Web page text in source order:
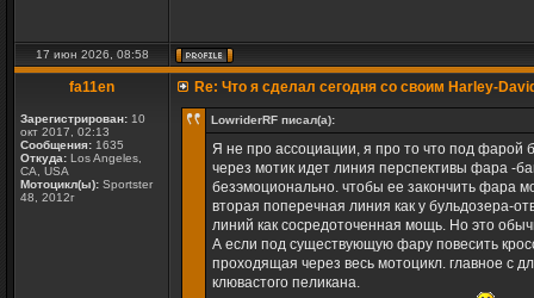
17 июн 2026, 08:58
fa11en
Зарегистрирован: 10
окт 2017, 02:13
Сообщения: 1635
Откуда: Los Angeles,
CA, USA
Мотоцикл(ы): Sportster
48, 2012г
Re: Что я сделал сегодня со своим Harley-
LowriderRF писал(а):
Я не про ассоциации, я про то что под фарой
через мотик идет линия перспективы фара -
безэмоционально. чтобы ее закончить фара
вторая поперечная линия как у бульдозера-
линий как сосредоточенная мощь. Но это
А если под существующую фару повесить
проходящая через весь мотоцикл. главное с
клювастого пеликана.